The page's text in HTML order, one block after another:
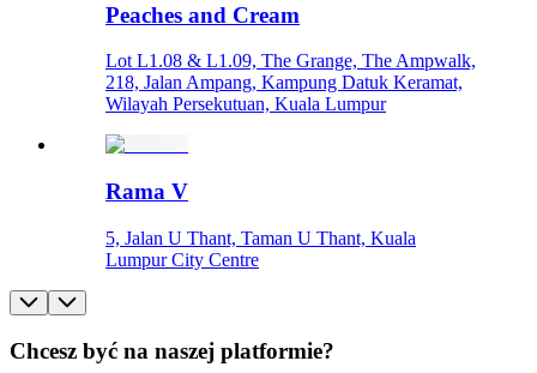
Peaches and Cream
Lot L1.08 & L1.09, The Grange, The Ampwalk,
218, Jalan Ampang, Kampung Datuk Keramat,
Wilayah Persekutuan, Kuala Lumpur
Rama V
5, Jalan U Thant, Taman U Thant, Kuala
Lumpur City Centre
Chcesz być na naszej platformie?